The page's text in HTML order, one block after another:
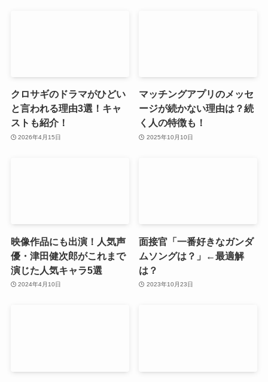
クロサギのドラマがひどい
と言われる理由3選！キャ
ストも紹介！
2026年4月15日
マッチングアプリのメッセ
ージが続かない理由は？続
く人の特徴も！
2025年10月10日
映像作品にも出演！人気声
優・津田健次郎がこれまで
演じた人気キャラ5選
2024年4月10日
面接官「一番好きなガンダ
ムソングは？」←最適解
は？
2023年10月23日